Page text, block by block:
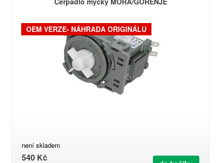
OEM VERZE- NÁHRADA ORIGINÁLU
není skladem
540 Kč